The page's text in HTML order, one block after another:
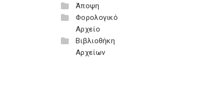
Άποψη
Φορολογικό
Αρχείο
Βιβλιοθήκη
Αρχείων